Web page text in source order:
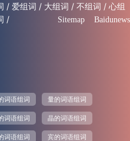
/ 爱组词 / 大组词 / 不组词 / 心组
/ Sitemap Baidunews
词语组词 量的词语组词
词语组词 晶的词语组词
词语组词 宾的词语组词